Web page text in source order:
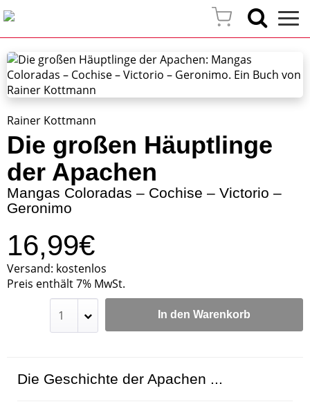
Rainer Kottmann
Die großen Häuptlinge
der Apachen
Mangas Coloradas – Cochise – Victorio –
Geronimo
16,99€
Versand: kostenlos
Preis enthält 7% MwSt.
In den Warenkorb
Die Geschichte der Apachen ...